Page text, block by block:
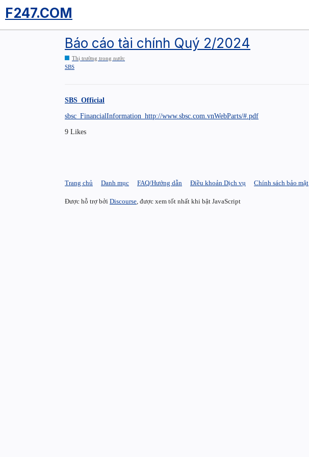
F247.COM
Báo cáo tài chính Quý 2/2024
Thị trường trong nước
SBS
SBS_Official
sbsc_FinancialInformation_http://www.sbsc.com.vnWebParts/#.pdf
9 Likes
Trang chủ Danh mục FAQ/Hướng dẫn Điều khoản Dịch vụ Chính sách bảo mật
Được hỗ trợ bởi Discourse , được xem tốt nhất khi bật JavaScript